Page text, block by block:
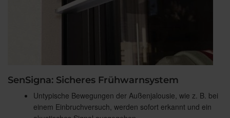
SenSigna: Sicheres Frühwarnsystem
Untypische Bewegungen der Außenjalousie, wie z. B. bei
einem Einbruchversuch, werden sofort erkannt und ein